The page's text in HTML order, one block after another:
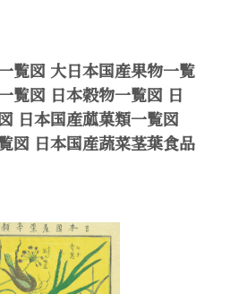
覧図 大日本国産果物一覧
覧図 日本穀物一覧図 日
日本国産蓏菓類一覧図
図 日本国産蔬菜茎葉食品